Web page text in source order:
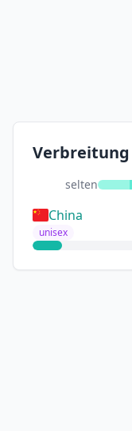
Verbreitung
selten
China
unisex